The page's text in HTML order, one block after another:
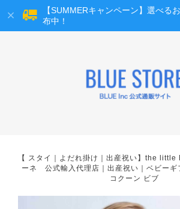
【SUMMERキャンペーン】選べる
布中！
【 スタイ｜よだれ掛け｜出産祝い】the little
ーネ 公式輸入代理店｜出産祝い｜ベビーギ
コクーン ビブ